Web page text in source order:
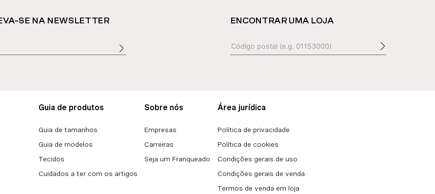
SE NA NEWSLETTER ENCONTRAR UMA LOJA
Guia de produtos
Guia de tamanhos
Guia de modelos
Tecidos
Cuidados a ter com os artigos
Sobre nós
Empresas
Carreiras
Seja um Franqueado
Área jurídica
Política de privacidade
Política de cookies
Condições gerais de uso
Condições gerais de venda
Termos de venda em loja